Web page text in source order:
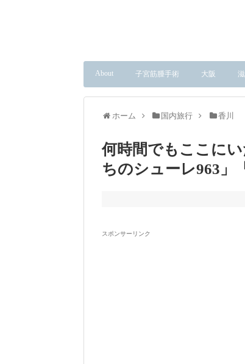
About 子宮筋腫手術 大阪
ホーム 国内旅行 香川
何時間でもここに
ちのシューレ963」
スポンサーリンク